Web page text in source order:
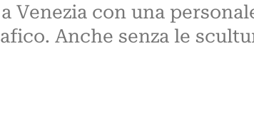
Venezia con una
Anche senza le